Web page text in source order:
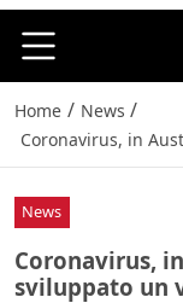
Home / News /
Coronavirus, in
News
Coronavirus,
sviluppato un